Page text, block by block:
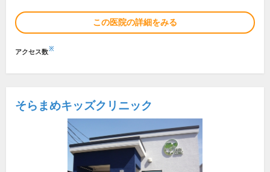
この医院の詳細をみる
アクセス数※
そらまめキッズクリニック